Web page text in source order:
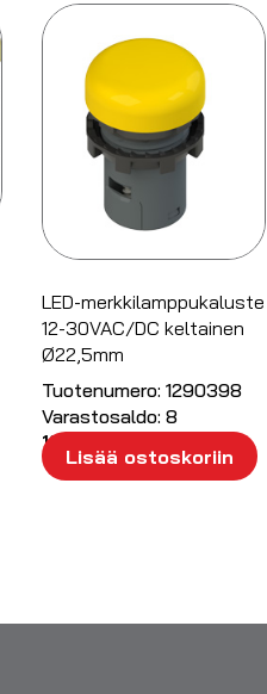
LED-merkkilamppukaluste
12-30VAC/DC keltainen
Ø22,5mm
Tuotenumero: 1290398
Varastosaldo: 8
13.93
Lisää ostoskoriin